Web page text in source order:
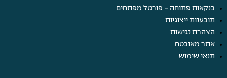
בנקאות פתוחה - פורטל מפתחים
תובענות ייצוגיות
הצהרת נגישות
אתר מאובטח
תנאי שימוש